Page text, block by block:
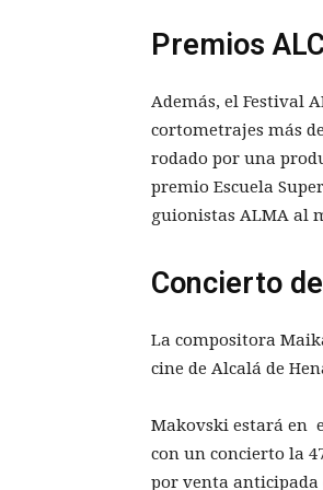
Premios
Además, el Festival
cortometrajes más
rodado por una
premio Escuela
guionistas ALMA al
Concierto
La compositora
cine de Alcalá de
Makovski estará en
con un concierto la
por venta anticipada